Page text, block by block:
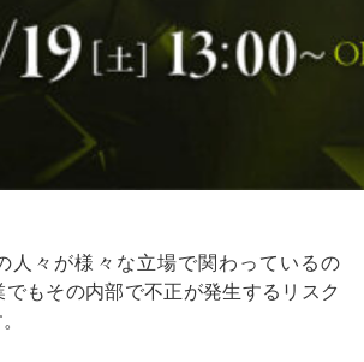
人々が様々な立場で関わっているの
もその内部で不正が発生するリスク